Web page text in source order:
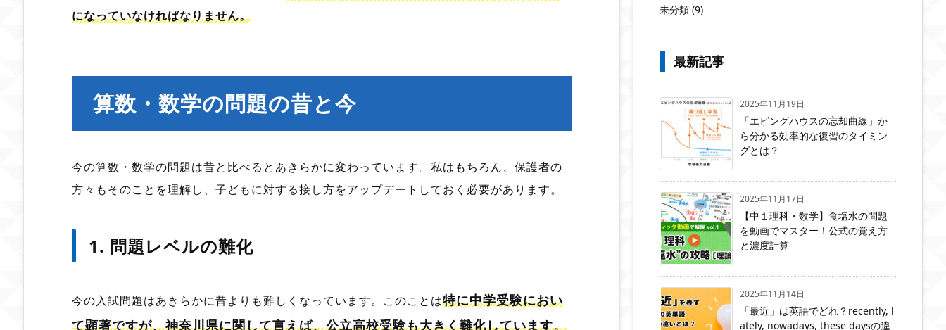
になっていなければなりません。
算数・数学の問題の昔と今
今の算数・数学の問題は昔と比べるとあきらかに変わっています。私はもちろん、保護者の
方々もそのことを理解し、子どもに対する接し方をアップデートしておく必要があります。
1. 問題レベルの難化
今の入試問題はあきらかに昔よりも難しくなっています。このことは特に中学受験におい
て顕著ですが、神奈川県に関して言えば、公立高校受験も大きく難化しています。
未分類 (9)
最新記事
2025年11月19日
「エビングハウスの忘却曲線」か
ら分かる効率的な復習のタイミン
グとは？
2025年11月17日
【中１理科・数学】食塩水の問題
を動画でマスター！公式の覚え方
と濃度計算
2025年11月14日
「最近」は英語でどれ？recently, l
ately, nowadays, these daysの違